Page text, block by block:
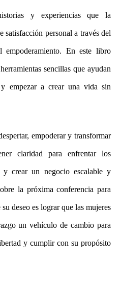
y experiencias que la
satisfacción personal a través del
En este libro
sencillas que ayudan
empezar a crear una vida sin
empoderar y transformar
claridad para enfrentar los
y crear un negocio escalable y
la próxima conferencia para
deseo es lograr que las mujeres
un vehículo de cambio para
y cumplir con su propósito